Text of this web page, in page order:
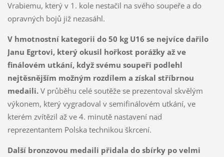
Vrabiemu, který v 1. kole nestačil na svého soupeře a do
opravných bojů již nezasáhl.
V hmotnostní kategorii do 50 kg U16 se nejvíce dařilo
Janu Egrtovi, který okusil hořkost porážky až ve
finálovém utkání, když svému soupeři podlehl
nejtěsnějším možným rozdílem a získal stříbrnou
medaili.V průběhu celé soutěže se prezentoval skvělým
výkonem, který vygradoval v semifinálovém utkání, ve
kterém zvítězil až ve 4. minutě nastavení nad
reprezentantem Polska technikou škrcení.
Další bronzovou medaili přidala do sbírky po velmi